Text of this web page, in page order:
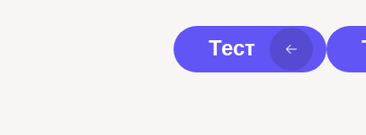
Тест